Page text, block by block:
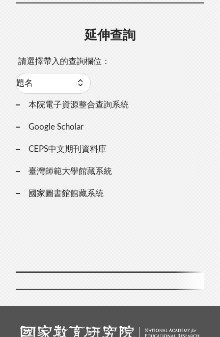
延伸查詢
請選擇帶入的查詢欄位：
本院電子資源整合查詢系統
Google Scholar
CEPS中文期刊資料庫
臺灣師範大學館藏系統
國家圖書館館藏系統